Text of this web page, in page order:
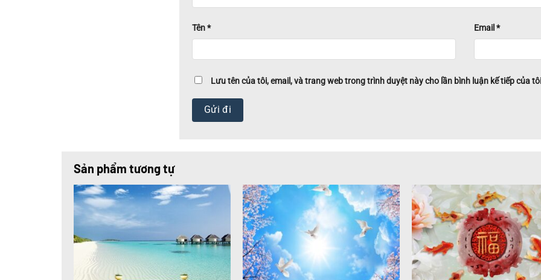
Tên* Email *
Lưu tên của tôi, email, và trang web trong trình duyệt này cho lần bình luận kế tiếp của
Sản phẩm tương tự